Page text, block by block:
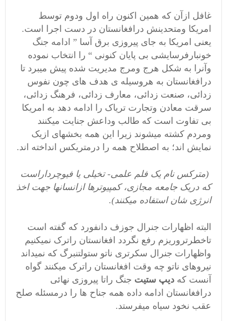
غافل ازآن که همین اکنون راه اول ودوم توسط
امریکا ومتحدینش درافغانستان در دست اجرا است.
یعنی امریکا به جای پیروزی برق آسا ” ادامه جنگ
خونبارفرسایشی بی پایان کنونی “ را انتخاب نموده
وآنرا به شکل هرج ومرج مدیریت شده پیش میبرد تا
درافغانستان به هروسیله ی هدف های چون نفوس
زدائی، صنعت زدائی، معارف زدائی، فرهنگ زدائی،
سرقت معادن وتجارت تریاک را ادامه دهد به امریکا
بی تفاوت است که طالب وداعش جنایت میکنند
ومردم کشته میشوند زیرا این همه بخشهای ازیک
نمایش اند؛ به اصطلاح همه را درمتریکس انداخته اند.
(مترکس نام یک فلم علمی- تخیلی یا فیوچرداراست
که دریک جامعه مجازی، کمپیوترها ازانسانها جهت اخذ
انرژی شان استفاده میکنند).
البته اظهارات جنرال جوزف دانفورد که گفته است
تاخطرتروریزم رفع نگردد افغانستان راترک نمیکنیم
واظهارات جنرال سکرتری ناتو ستولتنبرگ که نمیداند
نیروهای ناتو چه وقت افغانستان راترک میکنند گواه
آنست که دیپ ستیت جنگ راتا پیروزی نهائی
درافغانستان ادامه داده همه جناح ها را درمسئله صلح
عقب نخود سیاه میفرستد.